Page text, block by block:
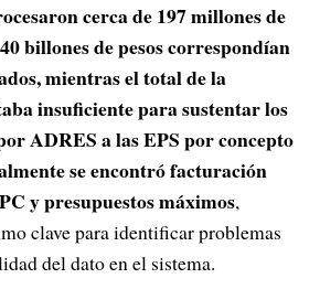
cerca de 197 millones de
40 billones de pesos correspondían
mientras el total de la
insuficiente para sustentar los
ADRES a las EPS por concepto
se encontró facturación
y presupuestos máximos,
clave para identificar problemas
del dato en el sistema.